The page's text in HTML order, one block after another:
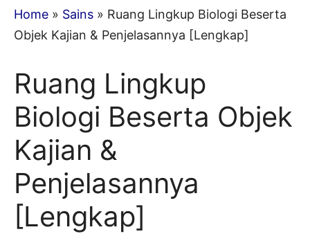
Home » Sains » Ruang Lingkup Biologi Beserta
Objek Kajian & Penjelasannya [Lengkap]
Ruang Lingkup
Biologi Beserta Objek
Kajian &
Penjelasannya
[Lengkap]